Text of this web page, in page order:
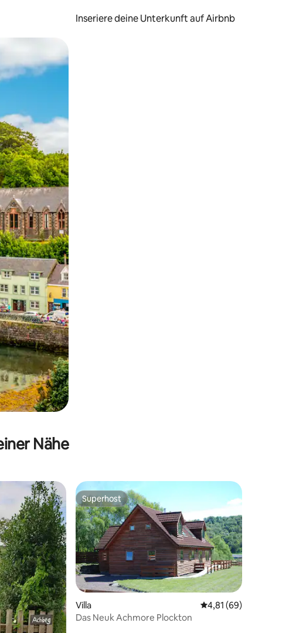
Inseriere deine Unterkunft auf Airbnb
Berühren oder Wischgesten.
Nähe
232 Bewertungen
Superhost
Superhost
Villa Durchschnittliche
4,81 (69)
Das Neuk Achmore Plockton